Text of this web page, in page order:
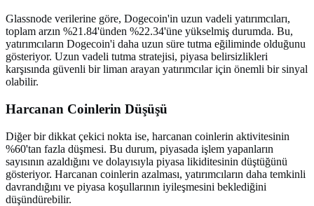
Glassnode verilerine göre, Dogecoin'in uzun vadeli yatırımcıları,
toplam arzın %21.84'ünden %22.34'üne yükselmiş durumda. Bu,
yatırımcıların Dogecoin'i daha uzun süre tutma eğiliminde olduğunu
gösteriyor. Uzun vadeli tutma stratejisi, piyasa belirsizlikleri
karşısında güvenli bir liman arayan yatırımcılar için önemli bir sinyal
olabilir.
Harcanan Coinlerin Düşüşü
Diğer bir dikkat çekici nokta ise, harcanan coinlerin aktivitesinin
%60'tan fazla düşmesi. Bu durum, piyasada işlem yapanların
sayısının azaldığını ve dolayısıyla piyasa likiditesinin düştüğünü
gösteriyor. Harcanan coinlerin azalması, yatırımcıların daha temkinli
davrandığını ve piyasa koşullarının iyileşmesini beklediğini
düşündürebilir.